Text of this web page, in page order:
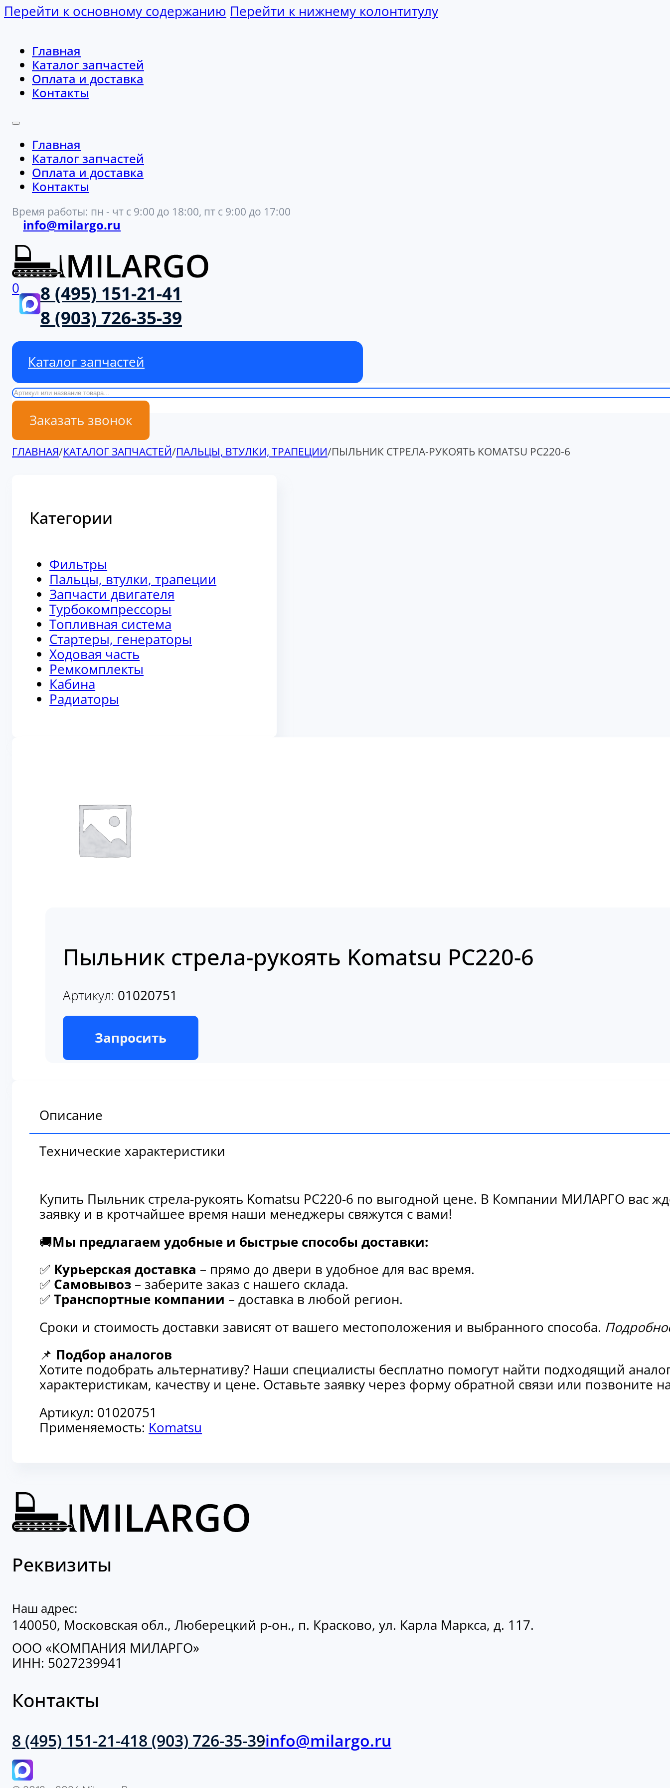
Перейти к основному содержанию Перейти к нижнему колонтитулу
Главная
Каталог запчастей
Оплата и доставка
Контакты
Главная
Каталог запчастей
Оплата и доставка
Контакты
Время работы: пн - чт с 9:00 до 18:00, пт с 9:00 до 17:00
info@milargo.ru
0
8 (495) 151-21-41
8 (903) 726-35-39
Каталог запчастей
Поиск
Заказать звонок
ГЛАВНАЯ/КАТАЛОГ ЗАПЧАСТЕЙ/ПАЛЬЦЫ, ВТУЛКИ, ТРАПЕЦИИ/ПЫЛЬНИК СТРЕЛА-РУКОЯТЬ KOMATSU PC220-6
Категории
Фильтры
Пальцы, втулки, трапеции
Запчасти двигателя
Турбокомпрессоры
Топливная система
Стартеры, генераторы
Ходовая часть
Ремкомплекты
Кабина
Радиаторы
Пыльник стрела-рукоять Komatsu PC220-6
Артикул: 01020751
В наличии
Запросить
Описание
Технические характеристики
Купить Пыльник стрела-рукоять Komatsu PC220-6 по выгодной цене. В Компании МИЛАРГО вас
заявку и в кротчайшее время наши менеджеры свяжутся с вами!
🚚Мы предлагаем удобные и быстрые способы доставки:
✅ Курьерская доставка – прямо до двери в удобное для вас время.
✅ Самовывоз – заберите заказ с нашего склада.
✅ Транспортные компании – доставка в любой регион.
Сроки и стоимость доставки зависят от вашего местоположения и выбранного способа.
📌 Подбор аналогов
Хотите подобрать альтернативу? Наши специалисты бесплатно помогут найти подходящий
характеристикам, качеству и цене. Оставьте заявку через форму обратной связи или
Артикул: 01020751
Применяемость: Komatsu
Реквизиты
Наш адрес:
140050, Московская обл., Люберецкий р-он., п. Красково, ул. Карла Маркса, д. 117.
ООО «КОМПАНИЯ МИЛАРГО»
ИНН: 5027239941
Контакты
8 (495) 151-21-418 (903) 726-35-39info@milargo.ru